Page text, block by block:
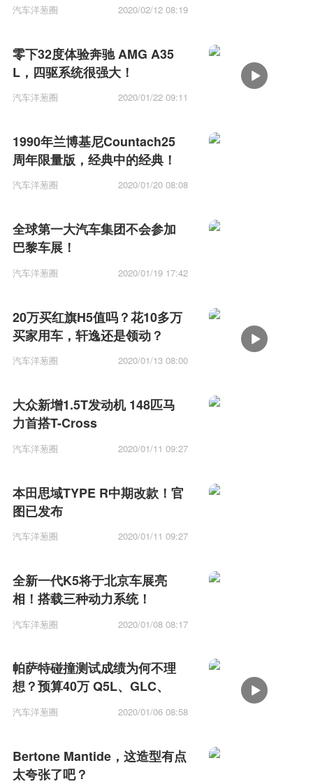
汽车洋葱圈 2020/02/12 08:19
零下32度体验奔驰 AMG A35
L，四驱系统很强大！
汽车洋葱圈 2020/01/22 09:11
1990年兰博基尼Countach25
周年限量版，经典中的经典！
汽车洋葱圈 2020/01/20 08:08
全球第一大汽车集团不会参加
巴黎车展！
汽车洋葱圈 2020/01/19 17:42
20万买红旗H5值吗？花10多万
买家用车，轩逸还是领动？
汽车洋葱圈 2020/01/13 08:00
大众新增1.5T发动机 148匹马
力首搭T-Cross
汽车洋葱圈 2020/01/11 09:27
本田思域TYPE R中期改款！官
图已发布
汽车洋葱圈 2020/01/11 09:27
全新一代K5将于北京车展亮
相！搭载三种动力系统！
汽车洋葱圈 2020/01/08 08:17
帕萨特碰撞测试成绩为何不理
想？预算40万 Q5L、GLC、
RDX怎么选？
汽车洋葱圈 2020/01/06 08:58
Bertone Mantide，这造型有点
太夸张了吧？